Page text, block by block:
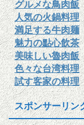
グルメな鳥肉飯
人気の火鍋料理
満足する牛肉麺
魅力の點心飲茶
美味しい魯肉飯
色々な台湾料理
試す客家の料理
スポンサーリン